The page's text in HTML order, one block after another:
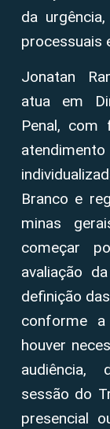
da
processuais
Jonatan
atua em
Penal, com
Branco e
minas
começar
avaliação
definição
conforme
houver
audiência,
sessão do
presencial